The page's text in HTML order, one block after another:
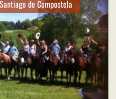
de Compostela